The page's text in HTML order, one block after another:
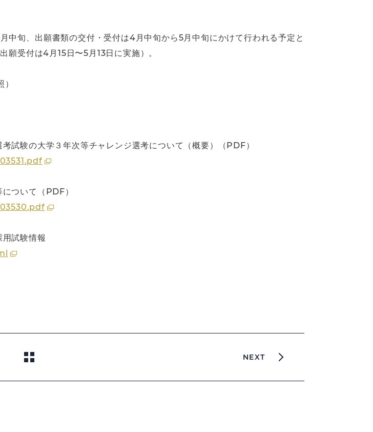
中旬、出願書類の交付・受付は4月中旬から5月中旬にかけて行われる予定と
願受付は4月15日〜5月13日に実施）。
試験の大学３年次等チャレンジ選考について（概要）（PDF）
ついて（PDF）
試験情報
NEXT